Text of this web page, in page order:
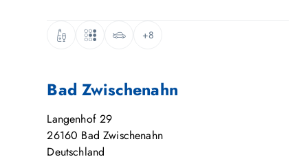
+8
Bad Zwischenahn
Langenhof 29
26160 Bad Zwischenahn
Deutschland